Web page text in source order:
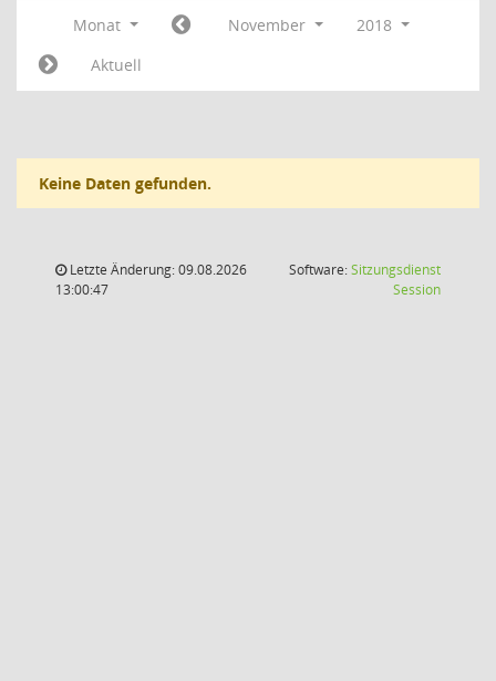
Monat November
2018
Aktuell
Keine Daten gefunden.
Letzte Änderung: 09.08.2026
13:00:47
Software:Sitzungsdienst
Session(Wird in